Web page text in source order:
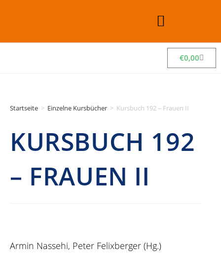
€0,00
Startseite > Einzelne Kursbücher > Kursbuch 192 – Frauen II
KURSBUCH 192
– FRAUEN II
Armin Nassehi, Peter Felixberger (Hg.)